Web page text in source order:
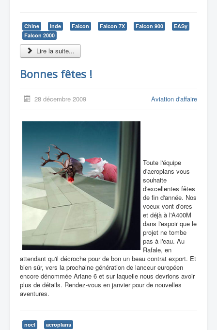
Chine Inde Falcon Falcon 7X Falcon 900
EASy
Falcon 2000
Lire la suite...
Bonnes fêtes !
28 décembre 2009 Aviation d'affaire
Toute l'équipe
d'aeroplans vous
souhaite
d'excellentes fêtes
de fin d'année. Nos
voeux vont d'ores
et déjà à l'A400M
dans l'espoir que le
projet ne tombe
pas à l'eau. Au
Rafale, en
attendant qu'il décroche pour de bon un beau contrat export. Et
bien sûr, vers la prochaine génération de lanceur européen
encore dénommée Ariane 6 et sur laquelle nous devrions avoir
plus de détails. Rendez-vous en janvier pour de nouvelles
aventures.
noel aeroplans